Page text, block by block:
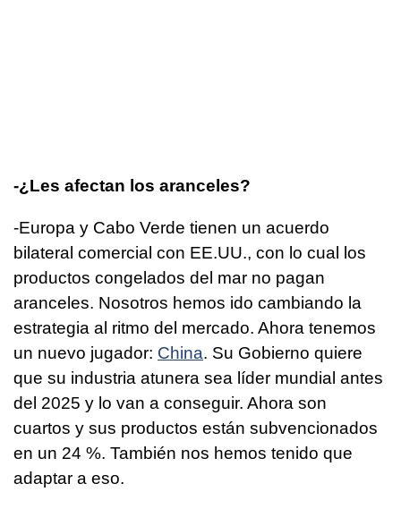
-¿Les afectan los aranceles?
-Europa y Cabo Verde tienen un acuerdo
bilateral comercial con EE.UU., con lo cual los
productos congelados del mar no pagan
aranceles. Nosotros hemos ido cambiando la
estrategia al ritmo del mercado. Ahora tenemos
un nuevo jugador: China. Su Gobierno quiere
que su industria atunera sea líder mundial antes
del 2025 y lo van a conseguir. Ahora son
cuartos y sus productos están subvencionados
en un 24 %. También nos hemos tenido que
adaptar a eso.